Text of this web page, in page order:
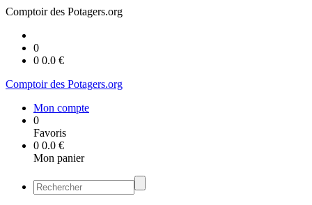
Comptoir des Potagers.org
0
0 0.0 €
Comptoir des Potagers.org
Mon compte
0
Favoris
0 0.0 €
Mon panier